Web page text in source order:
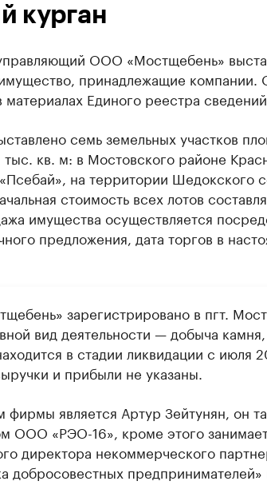
курган
ООО «Мостщебень»
принадлежащие компании.
Единого реестра
семь земельных участков
кв. м: в Мостовского районе
на территории Шедокского
стоимость всех лотов
имущества осуществляется
предложения, дата торгов в
зарегистрировано в пгт.
вид деятельности — добыча
в стадии ликвидации с июля
и прибыли не указаны.
фирмы является Артур Зейтунян, он
ООО «РЭО-16», кроме этого
директора некоммерческого
добросовестных предпринимателей»